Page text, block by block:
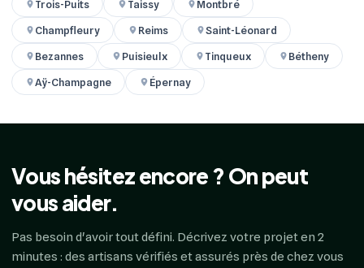
Trois-Puits Taissy
Montbré
Champfleury
Reims
Saint-Léonard
Bezannes
Puisieulx Tinqueux
Bétheny
Aÿ-Champagne
Épernay
Vous hésitez encore ? On peut
vous aider.
Pas besoin d'avoir tout défini. Décrivez votre projet en 2
minutes : des artisans vérifiés et assurés près de chez vous